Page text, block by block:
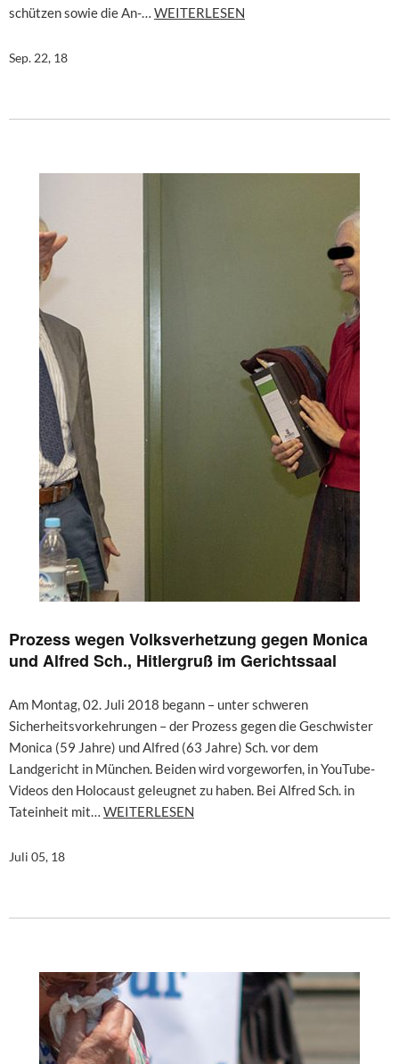
schützen sowie die An-… WEITERLESEN
Sep. 22, 18
Prozess wegen Volksverhetzung gegen Monica
und Alfred Sch., Hitlergruß im Gerichtssaal
Am Montag, 02. Juli 2018 begann – unter schweren
Sicherheitsvorkehrungen – der Prozess gegen die Geschwister
Monica (59 Jahre) und Alfred (63 Jahre) Sch. vor dem
Landgericht in München. Beiden wird vorgeworfen, in YouTube-
Videos den Holocaust geleugnet zu haben. Bei Alfred Sch. in
Tateinheit mit… WEITERLESEN
Juli 05, 18